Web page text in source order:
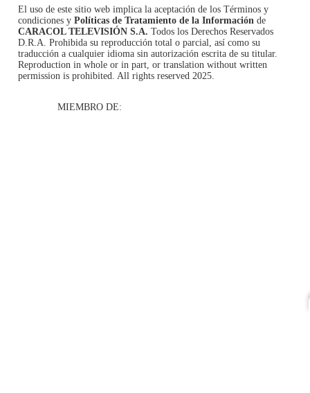
El uso de este sitio web implica la aceptación de los Términos y
condiciones y Políticas de Tratamiento de la Información de
CARACOL TELEVISIÓN S.A. Todos los Derechos Reservados
D.R.A. Prohibida su reproducción total o parcial, así como su
traducción a cualquier idioma sin autorización escrita de su titular.
Reproduction in whole or in part, or translation without written
permission is prohibited. All rights reserved 2025.
MIEMBRO DE: